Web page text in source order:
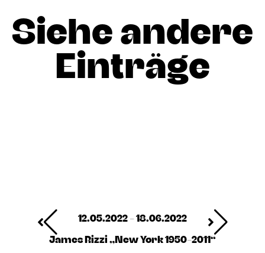
Siehe andere
Einträge
12.05.2022 - 18.06.2022
James Rizzi „New York 1950-2011“